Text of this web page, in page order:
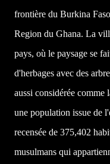
frontière du Burkina
Region du Ghana. La
pays, où le paysage se
d'herbages avec des
aussi considérée comme
une population issue de
recensée de 375,402
musulmans qui